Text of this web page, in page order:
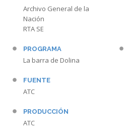
Archivo General de la
Nación
RTA SE
PROGRAMA
La barra de Dolina
FUENTE
ATC
PRODUCCIÓN
ATC